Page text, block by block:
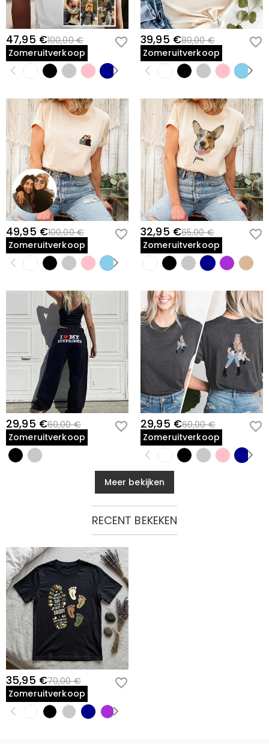
47,95 €100,00 €
Zomeruitverkoop
39,95 €80,00 €
Zomeruitverkoop
49,95 €100,00 €
Zomeruitverkoop
32,95 €65,00 €
Zomeruitverkoop
29,95 €60,00 €
Zomeruitverkoop
29,95 €60,00 €
Zomeruitverkoop
Meer bekijken
RECENT BEKEKEN
35,95 €70,00 €
Zomeruitverkoop